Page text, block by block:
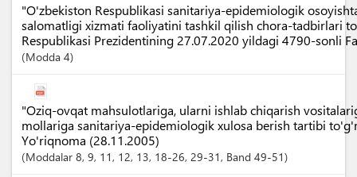
"O'zbekiston Respublikasi sanitariya-epidemiologik
salomatligi xizmati faoliyatini tashkil qilish chora-tadbirlari
Respublikasi Prezidentining 27.07.2020 yildagi 4790-sonli
Modda 4
"Oziq-ovqat mahsulotlariga, ularni ishlab chiqarish
mollariga sanitariya-epidemiologik xulosa berish tartibi
Yo'riqnoma (28.11.2005)
Moddalar 8, 9, 11 , 12, 13, 18-26, 29-31 , Band 49-51